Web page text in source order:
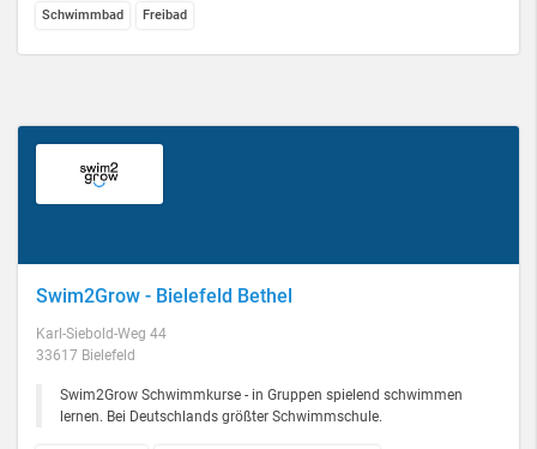
Schwimmbad Freibad
Swim2Grow - Bielefeld Bethel
Karl-Siebold-Weg 44
33617 Bielefeld
Swim2Grow Schwimmkurse - in Gruppen spielend schwimmen
lernen. Bei Deutschlands größter Schwimmschule.